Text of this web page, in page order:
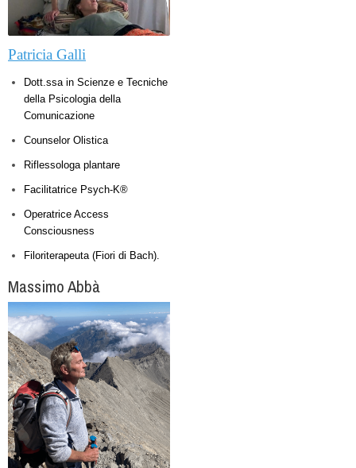
Patricia Galli
Dott.ssa in Scienze e Tecniche
della Psicologia della
Comunicazione
Counselor Olistica
Riflessologa plantare
Facilitatrice Psych-K®
Operatrice Access
Consciousness
Filoriterapeuta (Fiori di Bach).
Massimo Abbà